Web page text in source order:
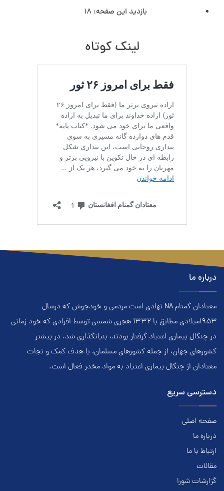
بازدید این صفحه: 18
لینک کوتاه
درباره ما
معتادان گمنام NA نهادي است مردمي و خودجوش که درسال
۱۹۵۳ميلادي مطابق با ۱۳۳۲ هجري‌ شمسي توسط افرادي که خود زماني
در چنگال بیماری اعتياد گرفتار بودند، بنيانگذاري شد. در بيشتر
کشور‌هاي جهان، از جمله کشور‌هاي مسلمان، با هدف کمک و نجات
معتادان از چنگال بیماری اعتياد به مواد مخدر فعال است.
دسترسی سریع
صفحه اصلی
درباره ما
ارتباط با ما
مقالات
گزارشات شورا